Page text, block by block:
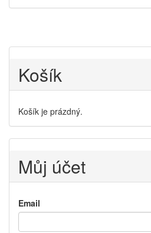
Košík
Košík je prázdný.
Můj účet
Email